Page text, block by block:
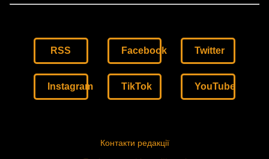
RSS Facebook Twitter
Instagram TikTok YouTube
Контакти редакції